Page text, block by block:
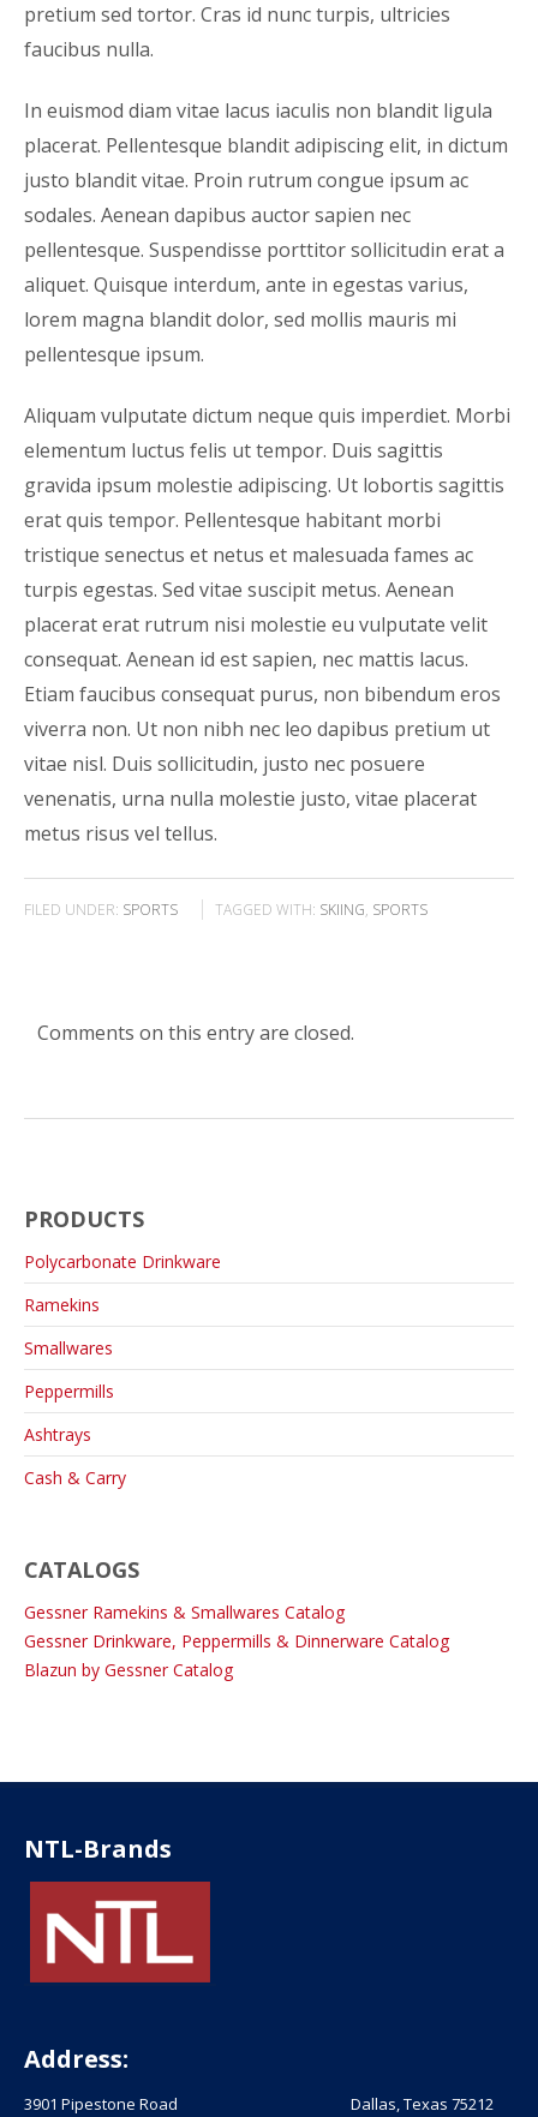
pretium sed tortor. Cras id nunc turpis, ultricies
faucibus nulla.
In euismod diam vitae lacus iaculis non blandit ligula
placerat. Pellentesque blandit adipiscing elit, in dictum
justo blandit vitae. Proin rutrum congue ipsum ac
sodales. Aenean dapibus auctor sapien nec
pellentesque. Suspendisse porttitor sollicitudin erat a
aliquet. Quisque interdum, ante in egestas varius,
lorem magna blandit dolor, sed mollis mauris mi
pellentesque ipsum.
Aliquam vulputate dictum neque quis imperdiet. Morbi
elementum luctus felis ut tempor. Duis sagittis
gravida ipsum molestie adipiscing. Ut lobortis sagittis
erat quis tempor. Pellentesque habitant morbi
tristique senectus et netus et malesuada fames ac
turpis egestas. Sed vitae suscipit metus. Aenean
placerat erat rutrum nisi molestie eu vulputate velit
consequat. Aenean id est sapien, nec mattis lacus.
Etiam faucibus consequat purus, non bibendum eros
viverra non. Ut non nibh nec leo dapibus pretium ut
vitae nisl. Duis sollicitudin, justo nec posuere
venenatis, urna nulla molestie justo, vitae placerat
metus risus vel tellus.
FILED UNDER: SPORTS TAGGED WITH: SKIING, SPORTS
Comments on this entry are closed.
PRODUCTS
Polycarbonate Drinkware
Ramekins
Smallwares
Peppermills
Ashtrays
Cash & Carry
CATALOGS
Gessner Ramekins & Smallwares Catalog
Gessner Drinkware, Peppermills & Dinnerware Catalog
Blazun by Gessner Catalog
NTL-Brands
Address:
3901 Pipestone Road Dallas, Texas 75212